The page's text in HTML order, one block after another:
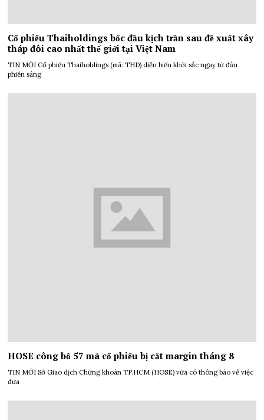
Cổ phiếu Thaiholdings bốc đầu kịch trần sau đề xuất xây
tháp đôi cao nhất thế giới tại Việt Nam
TIN MỚI Cổ phiếu Thaiholdings (mã: THD) diễn biến khởi sắc ngay từ đầu
phiên sáng
HOSE công bố 57 mã cổ phiếu bị cắt margin tháng 8
TIN MỚI Sở Giao dịch Chứng khoán TP.HCM (HOSE) vừa có thông báo về việc
đưa